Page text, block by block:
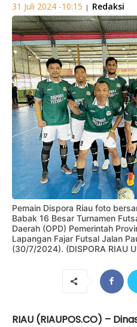
31 Juli 2024 -10:15 | Redaksi
Pemain Dispora Riau foto
Babak 16 Besar Turnamen
Daerah (OPD) Pemerintah
Lapangan Fajar Futsal Jalan
(30/7/2024). (DISPORA RIAU
RIAU (RIAUPOS.CO) –